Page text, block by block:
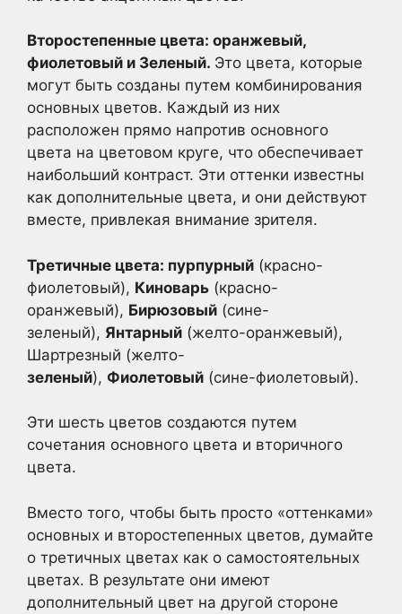
Второстепенные цвета: оранжевый,
фиолетовый и Зеленый. Это цвета, которые
могут быть созданы путем комбинирования
основных цветов. Каждый из них
расположен прямо напротив основного
цвета на цветовом круге, что обеспечивает
наибольший контраст. Эти оттенки известны
как дополнительные цвета, и они действуют
вместе, привлекая внимание зрителя.
Третичные цвета: пурпурный (красно-
фиолетовый), Киноварь (красно-
оранжевый), Бирюзовый (сине-
зеленый), Янтарный (желто-оранжевый),
Шартрезный (желто-
зеленый), Фиолетовый (сине-фиолетовый).
Эти шесть цветов создаются путем
сочетания основного цвета и вторичного
цвета.
Вместо того, чтобы быть просто «оттенками»
основных и второстепенных цветов, думайте
о третичных цветах как о самостоятельных
цветах. В результате они имеют
дополнительный цвет на другой стороне